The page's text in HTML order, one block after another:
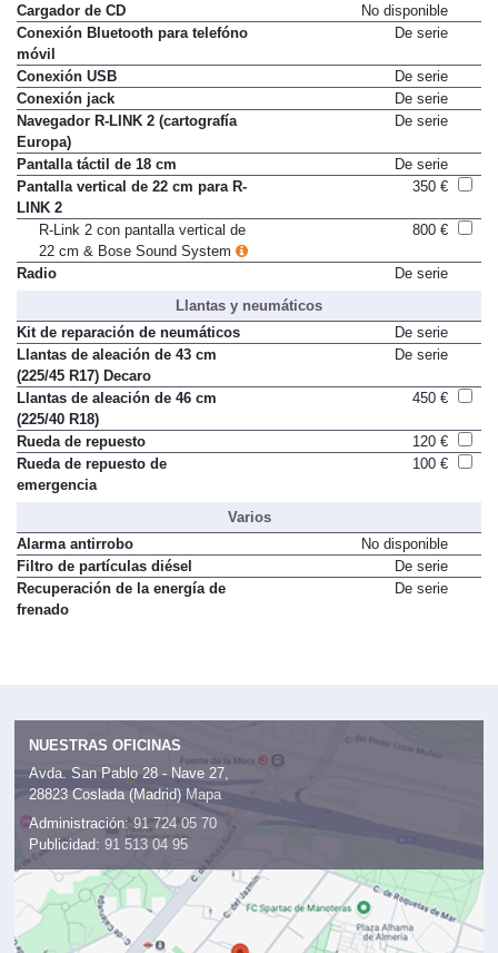
Cargador de CD
No disponible
Conexión Bluetooth para telefóno
móvil
De serie
Conexión USB
De serie
Conexión jack
De serie
Navegador R-LINK 2 (cartografía
Europa)
De serie
Pantalla táctil de 18 cm
De serie
Pantalla vertical de 22 cm para R-
LINK 2
350 €
R-Link 2 con pantalla vertical de
22 cm & Bose Sound System
800 €
Radio
De serie
Llantas y neumáticos
Kit de reparación de neumáticos
De serie
Llantas de aleación de 43 cm
(225/45 R17) Decaro
De serie
Llantas de aleación de 46 cm
(225/40 R18)
450 €
Rueda de repuesto
120 €
Rueda de repuesto de
emergencia
100 €
Varios
Alarma antirrobo
No disponible
Filtro de partículas diésel
De serie
Recuperación de la energía de
frenado
De serie
NUESTRAS OFICINAS
Avda. San Pablo 28 - Nave 27,
28823 Coslada (Madrid) Mapa
Administración: 91 724 05 70
Publicidad: 91 513 04 95